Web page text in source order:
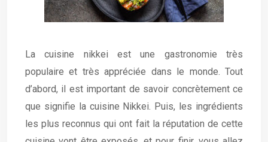
La cuisine nikkei est une gastronomie très
populaire et très appréciée dans le monde. Tout
d’abord, il est important de savoir concrètement ce
que signifie la cuisine Nikkei. Puis, les ingrédients
les plus reconnus qui ont fait la réputation de cette